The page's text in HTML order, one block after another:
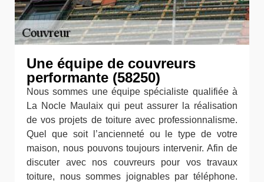
Une équipe de couvreurs
performante (58250)
Nous sommes une équipe spécialiste qualifiée à
La Nocle Maulaix qui peut assurer la réalisation
de vos projets de toiture avec professionnalisme.
Quel que soit l’ancienneté ou le type de votre
maison, nous pouvons toujours intervenir. Afin de
discuter avec nos couvreurs pour vos travaux
toiture, nous sommes joignables par téléphone.